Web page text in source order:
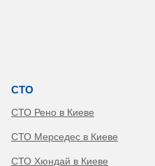
СТО
СТО Рено в Киеве
СТО Мерседес в Киеве
СТО Хюндай в Киеве